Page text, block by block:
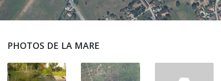
PHOTOS DE LA MARE